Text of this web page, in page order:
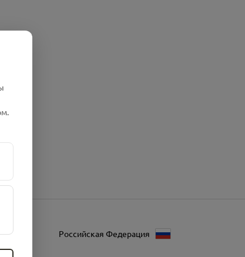
Российская Федерация